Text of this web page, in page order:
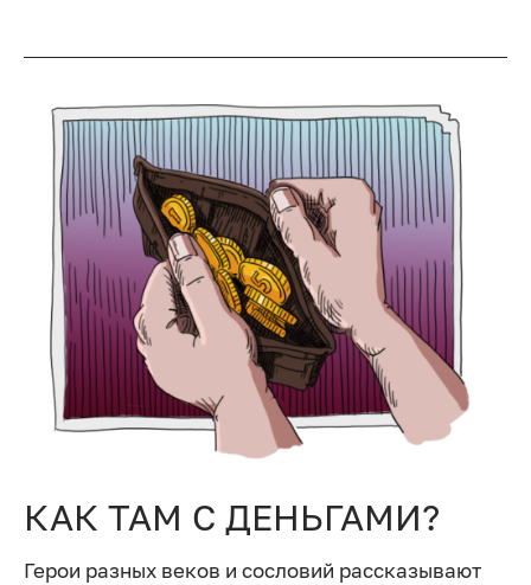
КАК ТАМ С ДЕНЬГАМИ?
Герои разных веков и сословий рассказывают